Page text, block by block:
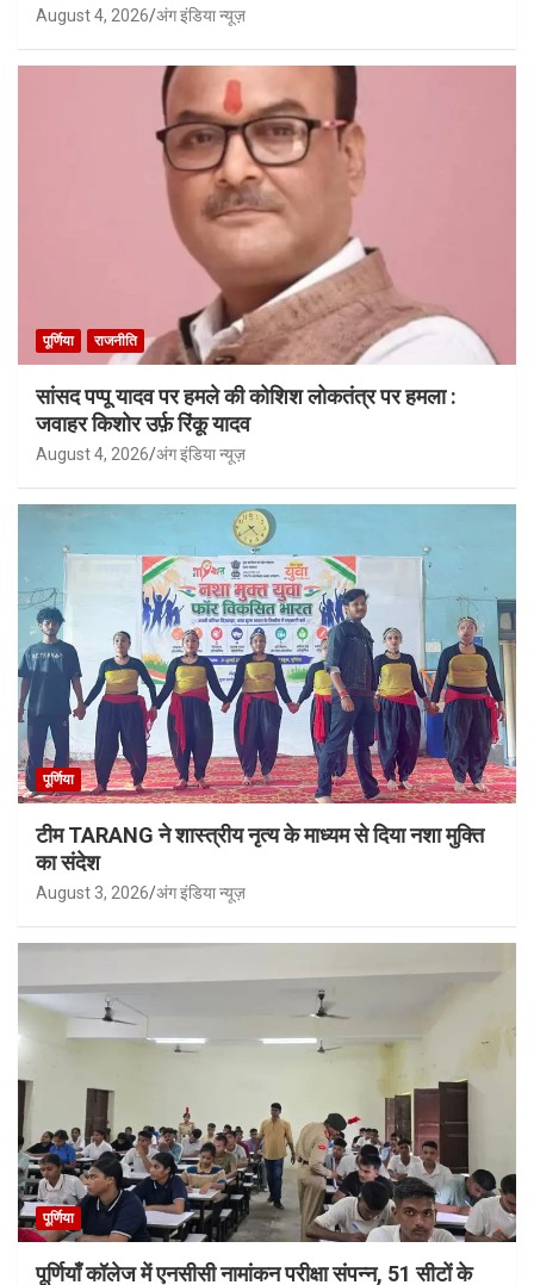
August 4, 2026 अंग इंडिया न्यूज़
पूर्णिया राजनीति
सांसद पप्पू यादव पर हमले की कोशिश लोकतंत्र पर हमला :
जवाहर किशोर उर्फ़ रिंकू यादव
August 4, 2026 अंग इंडिया न्यूज़
पूर्णिया
टीम TARANG ने शास्त्रीय नृत्य के माध्यम से दिया नशा मुक्ति
का संदेश
August 3, 2026 अंग इंडिया न्यूज़
पूर्णिया
पूर्णियाँ कॉलेज में एनसीसी नामांकन परीक्षा संपन्न, 51 सीटों के